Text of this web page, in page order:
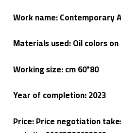
Work name: Contemporary
Materials used: Oil colors
Working size: cm 60*80
Year of completion: 2023
Price: Price negotiation